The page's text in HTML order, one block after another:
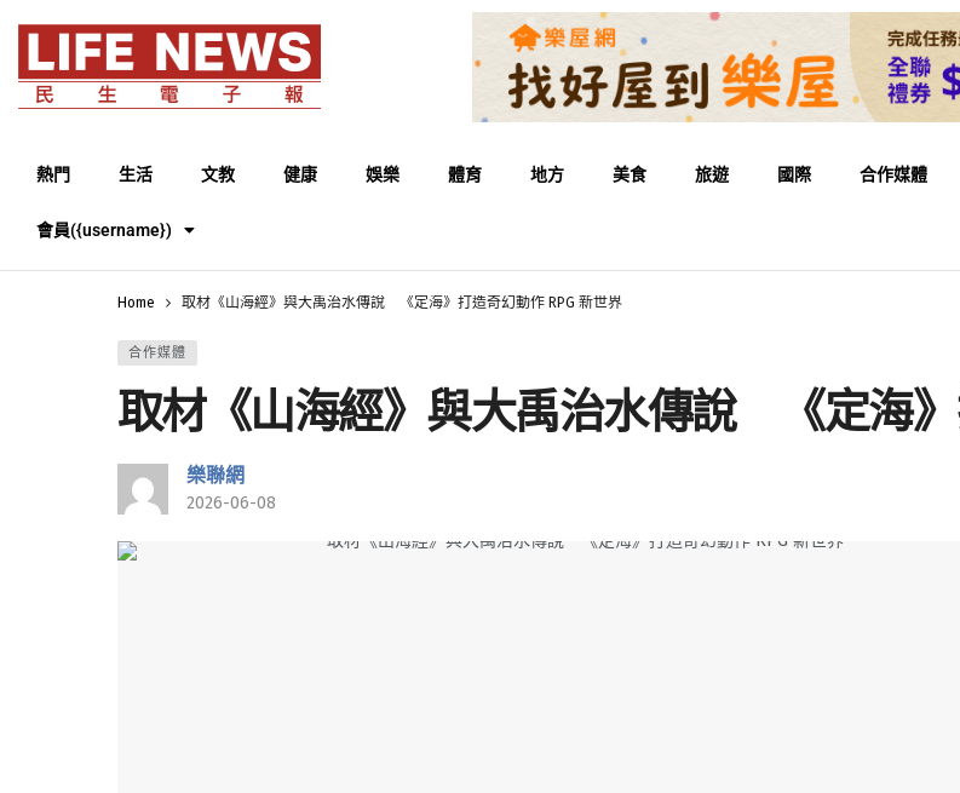
熱門 生活 文教 健康 娛樂 體育 地方 美食 旅遊 國際 合作媒體
會員({username})
Home 取材《山海經》與大禹治水傳說 《定海》打造奇幻動作 RPG 新世界
合作媒體
取材《山海經》與大禹治水傳說 《定海》
樂聯網
2026-06-08